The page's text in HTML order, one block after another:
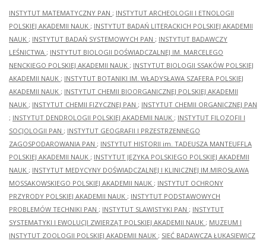
INSTYTUT MATEMATYCZNY PAN ; INSTYTUT ARCHEOLOGII I ETNOLOGII
POLSKIEJ AKADEMII NAUK ; INSTYTUT BADAŃ LITERACKICH POLSKIEJ AKADEMII
NAUK ; INSTYTUT BADAŃ SYSTEMOWYCH PAN ; INSTYTUT BADAWCZY
LEŚNICTWA ; INSTYTUT BIOLOGII DOŚWIADCZALNEJ IM. MARCELEGO
NENCKIEGO POLSKIEJ AKADEMII NAUK ; INSTYTUT BIOLOGII SSAKÓW POLSKIEJ
AKADEMII NAUK ; INSTYTUT BOTANIKI IM. WŁADYSŁAWA SZAFERA POLSKIEJ
AKADEMII NAUK ; INSTYTUT CHEMII BIOORGANICZNEJ POLSKIEJ AKADEMII
NAUK ; INSTYTUT CHEMII FIZYCZNEJ PAN ; INSTYTUT CHEMII ORGANICZNEJ PAN
; INSTYTUT DENDROLOGII POLSKIEJ AKADEMII NAUK ; INSTYTUT FILOZOFII I
SOCJOLOGII PAN ; INSTYTUT GEOGRAFII I PRZESTRZENNEGO
ZAGOSPODAROWANIA PAN ; INSTYTUT HISTORII im. TADEUSZA MANTEUFFLA
POLSKIEJ AKADEMII NAUK ; INSTYTUT JĘZYKA POLSKIEGO POLSKIEJ AKADEMII
NAUK ; INSTYTUT MEDYCYNY DOŚWIADCZALNEJ I KLINICZNEJ IM.MIROSŁAWA
MOSSAKOWSKIEGO POLSKIEJ AKADEMII NAUK ; INSTYTUT OCHRONY
PRZYRODY POLSKIEJ AKADEMII NAUK ; INSTYTUT PODSTAWOWYCH
PROBLEMÓW TECHNIKI PAN ; INSTYTUT SLAWISTYKI PAN ; INSTYTUT
SYSTEMATYKI I EWOLUCJI ZWIERZĄT POLSKIEJ AKADEMII NAUK ; MUZEUM I
INSTYTUT ZOOLOGII POLSKIEJ AKADEMII NAUK ; SIEĆ BADAWCZA ŁUKASIEWICZ